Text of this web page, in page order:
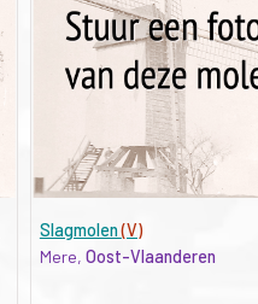
Slagmolen(V)
Mere, Oost-Vlaanderen